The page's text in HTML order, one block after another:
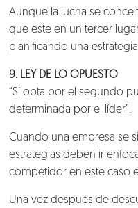
Aunque la lucha se
que este en un tercer
planificando una
9. LEY DE LO OPUESTO
“Si opta por el segundo
determinada por el líder”.
Cuando una empresa se
estrategias deben ir
competidor en este caso
Una vez después de